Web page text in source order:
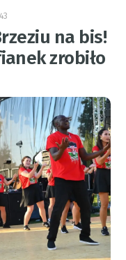
na bis!
zrobiło